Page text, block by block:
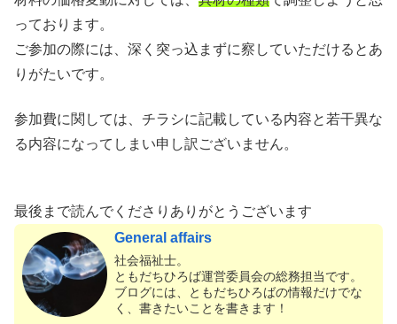
っております。
ご参加の際には、深く突っ込まずに察していただけるとあ
りがたいです。
参加費に関しては、チラシに記載している内容と若干異な
る内容になってしまい申し訳ございません。
最後まで読んでくださりありがとうございます
General affairs
社会福祉士。
ともだちひろば運営委員会の総務担当です。
ブログには、ともだちひろばの情報だけでな
く、書きたいことを書きます！